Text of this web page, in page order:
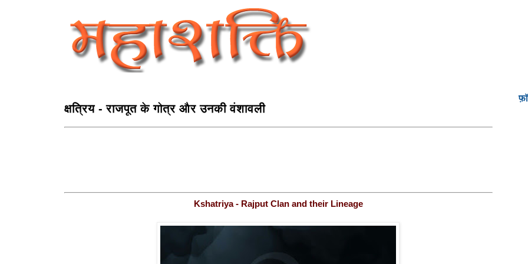
क्षत्रिय - राजपूत के गोत्र और उनकी वंशावली
Kshatriya - Rajput Clan and their Lineage